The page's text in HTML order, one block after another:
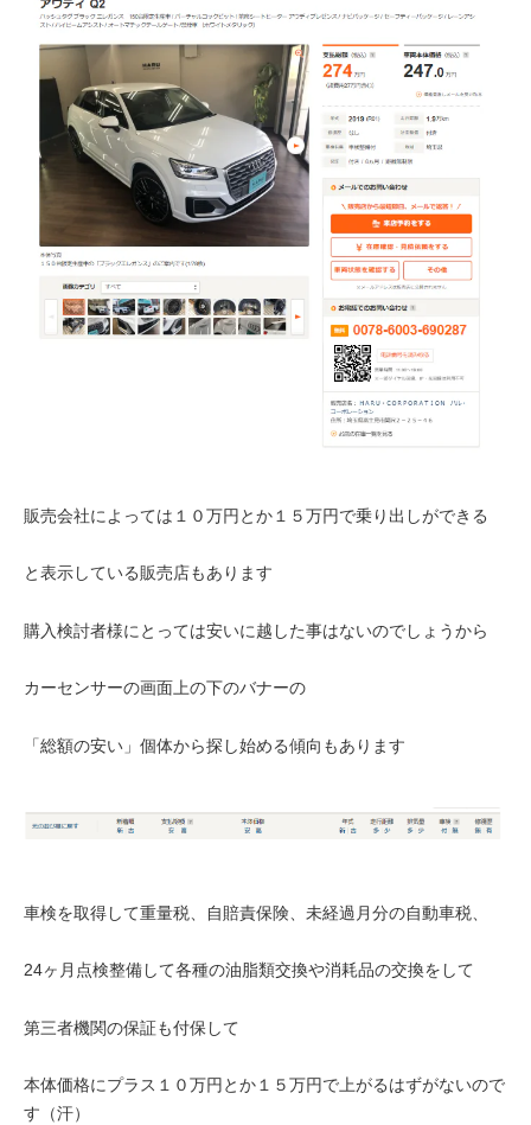
販売会社によっては１０万円とか１５万円で乗り出しができる
と表示している販売店もあります
購入検討者様にとっては安いに越した事はないのでしょうから
カーセンサーの画面上の下のバナーの
「総額の安い」個体から探し始める傾向もあります
車検を取得して重量税、自賠責保険、未経過月分の自動車税、
24ヶ月点検整備して各種の油脂類交換や消耗品の交換をして
第三者機関の保証も付保して
本体価格にプラス１０万円とか１５万円で上がるはずがないので
す（汗）